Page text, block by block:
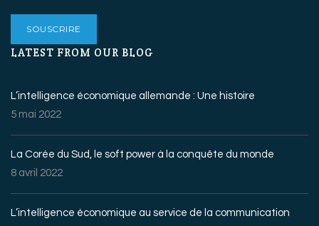
LATEST FROM OUR BLOG
L’intelligence économique allemande : Une histoire
5 mai 2022
La Corée du Sud, le soft power à la conquête du monde
8 avril 2022
L’intelligence économique au service de la communication